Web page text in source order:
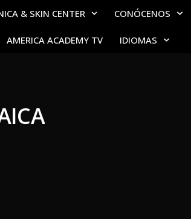
& SKIN CENTER CONÓCENOS
AMERICA ACADEMY TV IDIOMAS